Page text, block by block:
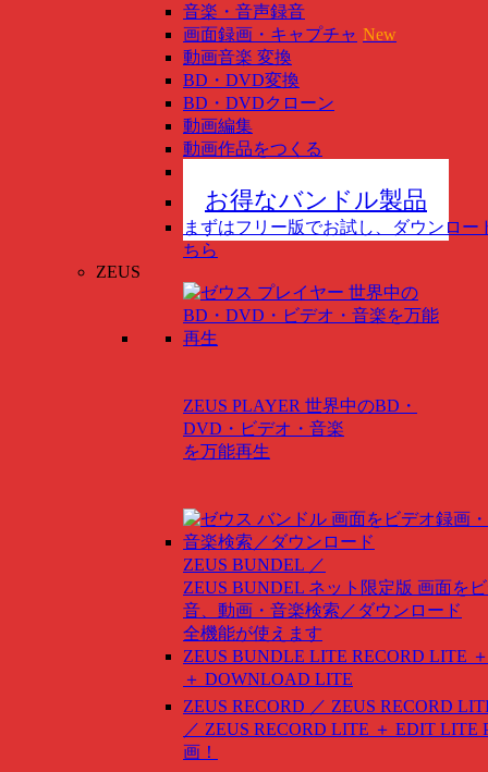
音楽・音声録音
画面録画・キャプチャ New
動画音楽 変換
BD・DVD変換
BD・DVDクローン
動画編集
動画作品をつくる
お得なバンドル製品
まずはフリー版でお試し、ダウンロー
ちら
ZEUS
ZEUS PLAYER 世界中のBD・
DVD・ビデオ・音楽
を万能再生
ZEUS BUNDEL ／
ZEUS BUNDEL ネット限定版 画面を
音、動画・音楽検索／ダウンロード
全機能が使えます
ZEUS BUNDLE LITE RECORD LITE
＋ DOWNLOAD LITE
ZEUS RECORD ／ ZEUS RECORD
／ ZEUS RECORD LITE ＋ EDIT LITE
画！